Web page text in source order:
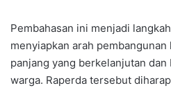
Pembahasan ini menjadi
menyiapkan arah
panjang yang berkelanjutan
warga. Raperda tersebut